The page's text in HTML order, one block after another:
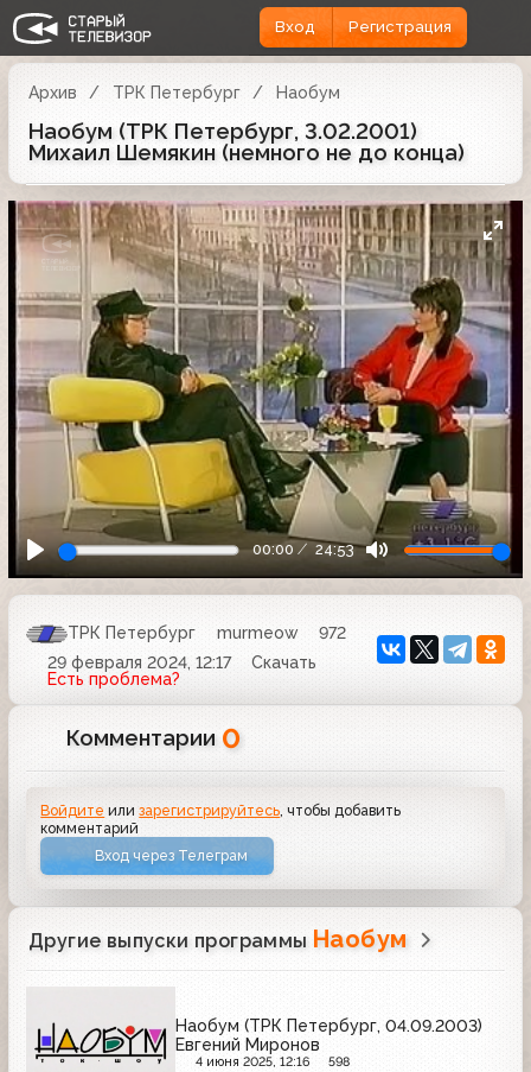
Вход Регистрация
Архив ТРК Петербург Наобум
Наобум (ТРК Петербург, 3.02.2001)
Михаил Шемякин (немного не до конца)
00:00 24:53
ТРК Петербург murmeow
972
29 февраля 2024, 12:17
Скачать
Есть проблема?
Комментарии 0
Войдите илизарегистрируйтесь , чтобы добавить
комментарий
Вход через Телеграм
Другие выпуски программы Наобум
Наобум (ТРК Петербург, 04.09.2003)
Евгений Миронов
4 июня 2025, 12:16 598